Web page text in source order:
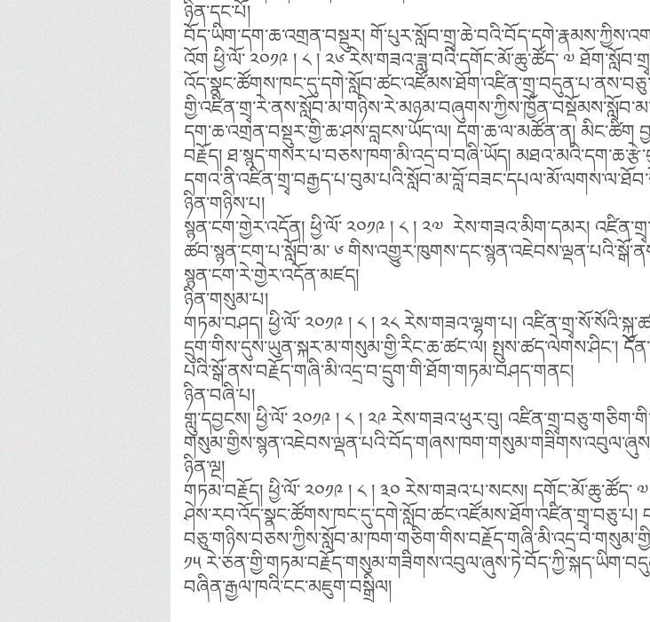
ཉིན་དང་པོ།
བོད་ཡིག་དག་ཆ་འགྲན་བསྡུར།
འོག ཕྱི་ལོ་ ༢༠༡༩ ། ༨ ། ༢༦ རེས་གཟའ་ཟླ་བའི་དགོང་མོ་ཆུ་ཚོད་ ༧
དག་ཆ་འགྲན་བསྡུར་གྱི་ཆ་ཤས་བླངས་ཡོད་ལ། དག་ཆ་ལ་མཚོན་ན། མིང་ཚིག
བརྗོད། ཐ་སྙད་གསར་པ་བཅས་ཁག་མི་འདྲ་བ་བཞི་ཡོད།
ཉིན་གཉིས་པ།
སྙན་ངག་གྱེར་འདོན། ཕྱི་ལོ་ ༢༠༡༩ ། ༨ ། ༢༧ རེས་གཟའ་མིག་དམར།
ཚབ་སྙན་ངག་པ་སློབ་མ་ ༦
སྙན་ངག་རེ་གྱེར་འདོན་མཛད།
ཉིན་གསུམ་པ།
གཏམ་བཤད། ཕྱི་ལོ་ ༢༠༡༩ ། ༨ ། ༢༨ རེས་གཟའ་ལྷག་པ།
དྲུག་གིས་དུས་ཡུན་སྐར་མ་གསུམ་གྱི་རིང་ཆ་ཚང་ལ། སྤུས་ཚད་ལེགས་ཤིང་།
པའི་སྒོ་ནས་བརྗོད་གཞི་མི་འདྲ་བ་དྲུག་གི་ཐོག་གཏམ་བཤད་གནང།
ཉིན་བཞི་པ།
གླུ་དབྱངས། ཕྱི་ལོ་ ༢༠༡༩ ། ༨ ། ༢༩ རེས་གཟའ་ཕུར་བུ།
ཉིན་ལྔ།
གཏམ་བརྗོད། ཕྱི་ལོ་ ༢༠༡༩ ། ༨ ། ༣༠ རེས་གཟའ་པ་སངས། དགོང་མོ་ཆུ་ཚོད་
ཤེས་རབ་འོད་སྣང་ཚོགས་ཁང་དུ་དགེ་སློབ་ཚང་འཛོམས་ཐོག་འཛིན་གྲྭ་བཅུ་པ།
༡༥
བཞིན་རྒྱལ་ཁའི་ངང་མཇུག་བསྒྲིལ།